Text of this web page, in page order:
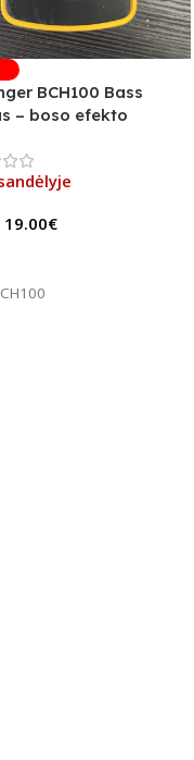
BCH100 Bass
– boso efekto
19.00€